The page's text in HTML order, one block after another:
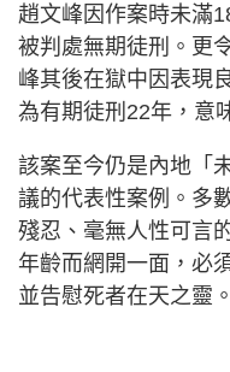
趙文峰因作案時未滿
被判處無期徒刑。更
峰其後在獄中因表現
為有期徒刑22年，意
該案至今仍是內地「
議的代表性案例。多
殘忍、毫無人性可言
年齡而網開一面，必
並告慰死者在天之靈。